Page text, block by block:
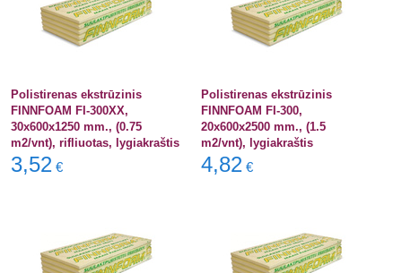
Polistirenas ekstrūzinis
FINNFOAM FI-300XX,
30x600x1250 mm., (0.75
m2/vnt), rifliuotas, lygiakraštis
3,52 €
Polistirenas ekstrūzinis
FINNFOAM FI-300,
20x600x2500 mm., (1.5
m2/vnt), lygiakraštis
4,82 €